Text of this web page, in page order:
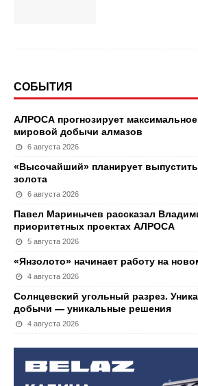
СОБЫТИЯ
АЛРОСА прогнозирует максимальное
мировой добычи алмазов
6 августа 2026
«Высочайший» планирует выпустить
золота
6 августа 2026
Павел Маринычев рассказал
приоритетных проектах АЛРОСА
5 августа 2026
«Янзолото» начинает работу на
4 августа 2026
Солнцевский угольный разрез.
добычи — уникальные решения
4 августа 2026